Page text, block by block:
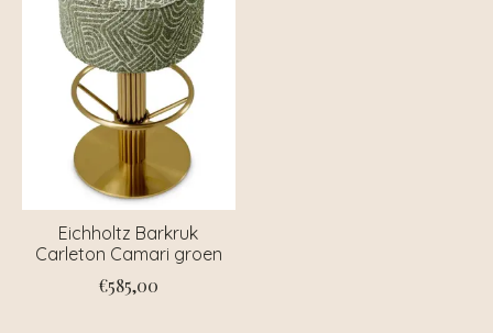
Eichholtz Barkruk
Carleton Camari groen
€585,00